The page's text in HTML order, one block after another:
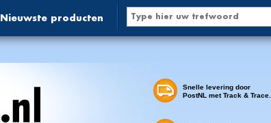
Nieuwste producten
Snelle levering door
PostNL met Track & Trace.